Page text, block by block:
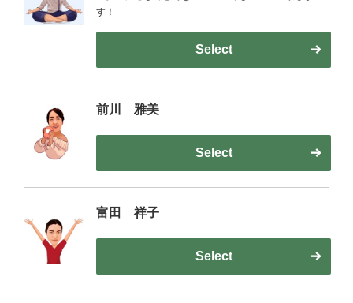
す！
Select
前川 雅美
Select
富田 祥子
Select